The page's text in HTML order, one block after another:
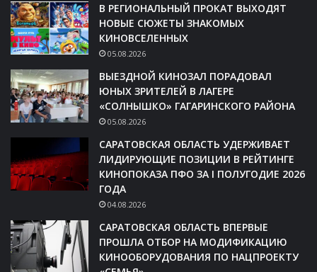
В РЕГИОНАЛЬНЫЙ ПРОКАТ ВЫХОДЯТ
НОВЫЕ СЮЖЕТЫ ЗНАКОМЫХ
КИНОВСЕЛЕННЫХ
05.08.2026
ВЫЕЗДНОЙ КИНОЗАЛ ПОРАДОВАЛ
ЮНЫХ ЗРИТЕЛЕЙ В ЛАГЕРЕ
«СОЛНЫШКО» ГАГАРИНСКОГО РАЙОНА
05.08.2026
САРАТОВСКАЯ ОБЛАСТЬ УДЕРЖИВАЕТ
ЛИДИРУЮЩИЕ ПОЗИЦИИ В РЕЙТИНГЕ
КИНОПОКАЗА ПФО ЗА I ПОЛУГОДИЕ 2026
ГОДА
04.08.2026
САРАТОВСКАЯ ОБЛАСТЬ ВПЕРВЫЕ
ПРОШЛА ОТБОР НА МОДИФИКАЦИЮ
КИНООБОРУДОВАНИЯ ПО НАЦПРОЕКТУ